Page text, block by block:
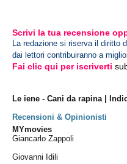
Scrivi la tua recensione
La redazione si riserva il diritto
dai lettori contribuiranno a
Fai clic qui per iscriverti
Le iene - Cani da rapina |
Recensioni & Opinionisti
MYmovies
Giancarlo Zappoli
Giovanni Idili